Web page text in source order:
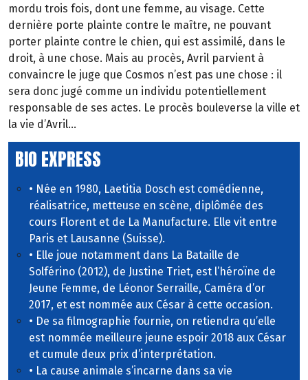
mordu trois fois, dont une femme, au visage. Cette
dernière porte plainte contre le maître, ne pouvant
porter plainte contre le chien, qui est assimilé, dans le
droit, à une chose. Mais au procès, Avril parvient à
convaincre le juge que Cosmos n’est pas une chose : il
sera donc jugé comme un individu potentiellement
responsable de ses actes. Le procès bouleverse la ville et
la vie d’Avril…
BIO EXPRESS
• Née en 1980, Laetitia Dosch est comédienne,
réalisatrice, metteuse en scène, diplômée des
cours Florent et de La Manufacture. Elle vit entre
Paris et Lausanne (Suisse).
• Elle joue notamment dans La Bataille de
Solférino (2012), de Justine Triet, est l’héroïne de
Jeune Femme, de Léonor Serraille, Caméra d’or
2017, et est nommée aux César à cette occasion.
• De sa filmographie fournie, on retiendra qu’elle
est nommée meilleure jeune espoir 2018 aux César
et cumule deux prix d’interprétation.
• La cause animale s’incarne dans sa vie